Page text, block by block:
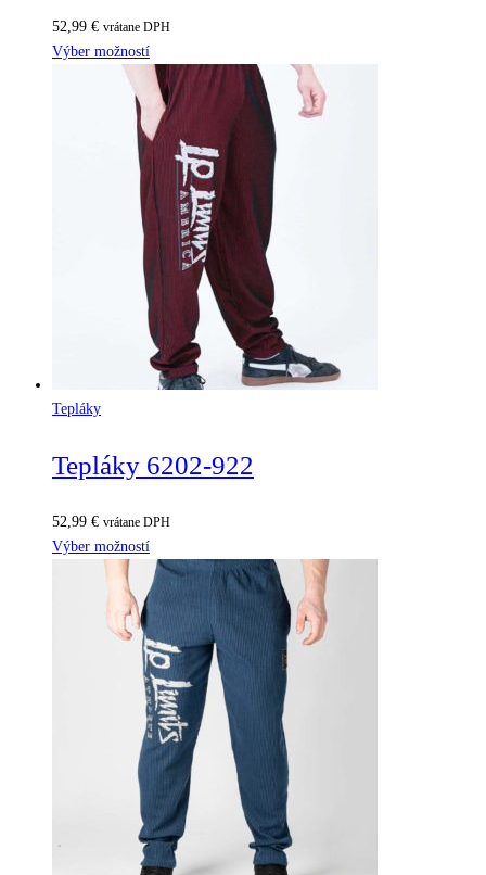
52,99 € vrátane DPH
Výber možností
Tepláky
Tepláky 6202-922
52,99 € vrátane DPH
Výber možností